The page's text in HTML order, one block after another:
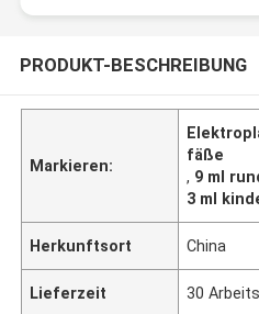
PRODUKT-BESCHREIBUNG
Markieren:
fäße
, 9 ml
3 ml
Herkunftsort China
Lieferzeit 30